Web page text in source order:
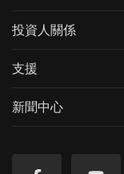
投資人關係
支援
新聞中心